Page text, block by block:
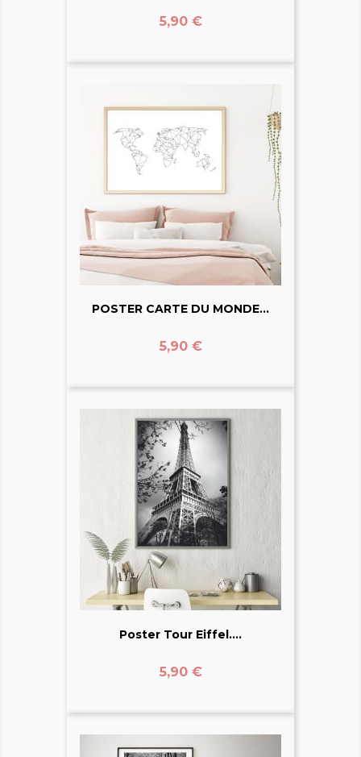
Prix
5,90 €
POSTER CARTE DU MONDE...
Prix
5,90 €
Poster Tour Eiffel....
Prix
5,90 €